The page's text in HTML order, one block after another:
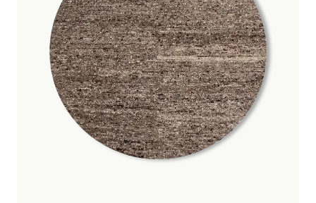
Contact